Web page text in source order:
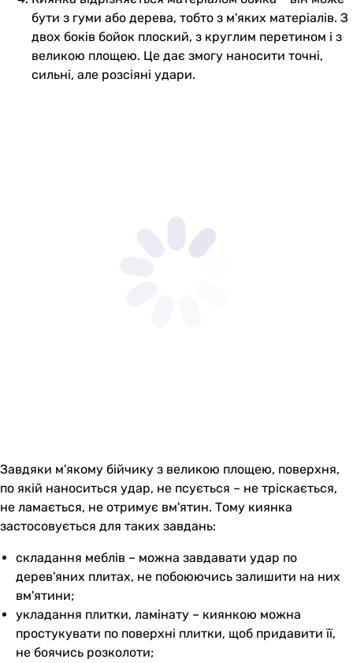
бути з гуми або дерева, тобто з м'яких матеріалів. З
двох боків бойок плоский, з круглим перетином і з
великою площею. Це дає змогу наносити точні,
сильні, але розсіяні удари.
Завдяки м'якому бійчику з великою площею, поверхня,
по якій наноситься удар, не псується – не тріскається,
не ламається, не отримує вм'ятин. Тому киянка
застосовується для таких завдань:
складання меблів – можна завдавати удар по
дерев'яних плитах, не побоюючись залишити на них
вм'ятини;
укладання плитки, ламінату – киянкою можна
простукувати по поверхні плитки, щоб придавити її,
не боячись розколоти;